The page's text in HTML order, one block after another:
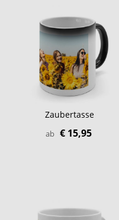
Zaubertasse
ab € 15,95